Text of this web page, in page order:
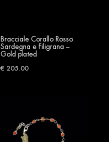
Bracciale Corallo Rosso
Sardegna e Filigrana –
Gold plated
€ 205.00